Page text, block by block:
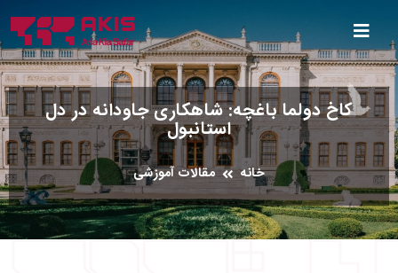
کاخ دولما باغچه: شاهکاری جاودانه در دل
استانبول
خانه مقالات آموزشی